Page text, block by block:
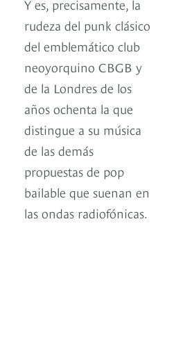
Y es, precisamente, la
rudeza del punk clásico
del emblemático club
neoyorquino CBGB y
de la Londres de los
años ochenta la que
distingue a su música
de las demás
propuestas de pop
bailable que suenan en
las ondas radiofónicas.